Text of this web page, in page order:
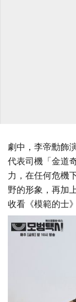
劇中，李帝勳飾
代表司機「金道
力，在任何危機
野的形象，再加
收看《模範的士